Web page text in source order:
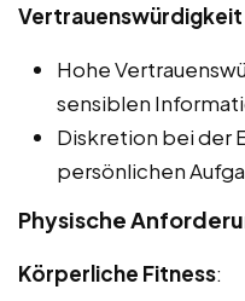
Hohe
sensiblen
Diskretion bei der
persönlichen
Physische
Körperliche Fitness: